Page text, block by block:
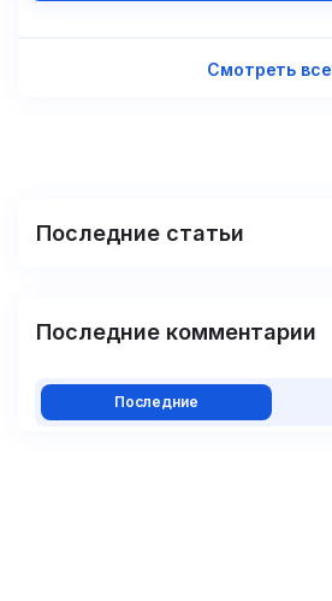
Смотреть все
Последние статьи
Последние комментарии
Последние